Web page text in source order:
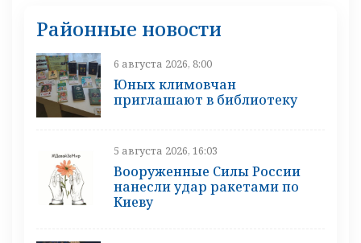
Районные новости
6 августа 2026, 8:00
Юных климовчан
приглашают в библиотеку
5 августа 2026, 16:03
Вооруженные Силы России
нанесли удар ракетами по
Киеву